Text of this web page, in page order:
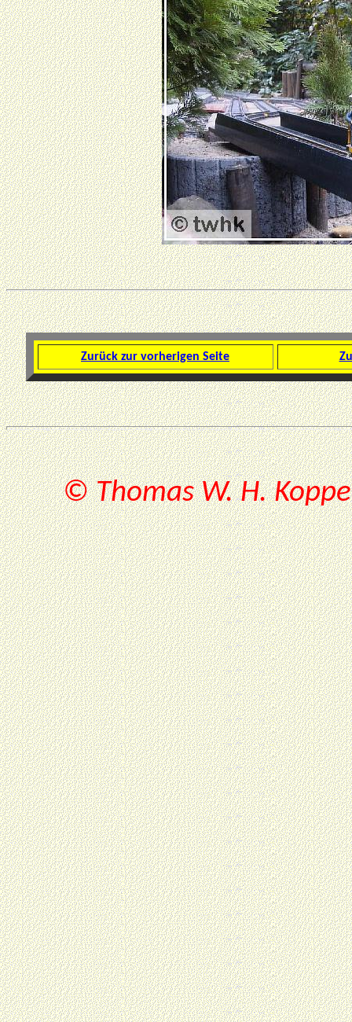
Zurück zur vorherigen Seite
© Thomas W. H.